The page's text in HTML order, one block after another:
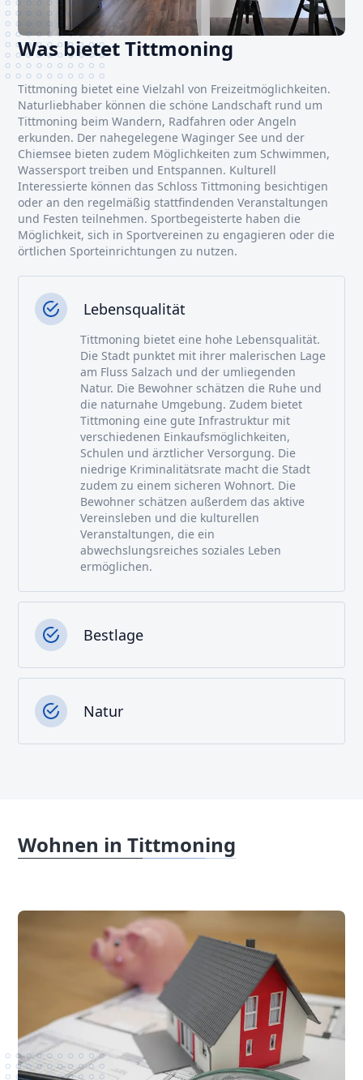
Was bietet Tittmoning
Tittmoning bietet eine Vielzahl von Freizeitmöglichkeiten.
Naturliebhaber können die schöne Landschaft rund um
Tittmoning beim Wandern, Radfahren oder Angeln
erkunden. Der nahegelegene Waginger See und der
Chiemsee bieten zudem Möglichkeiten zum Schwimmen,
Wassersport treiben und Entspannen. Kulturell
Interessierte können das Schloss Tittmoning besichtigen
oder an den regelmäßig stattfindenden Veranstaltungen
und Festen teilnehmen. Sportbegeisterte haben die
Möglichkeit, sich in Sportvereinen zu engagieren oder die
örtlichen Sporteinrichtungen zu nutzen.
Lebensqualität
Tittmoning bietet eine hohe Lebensqualität.
Die Stadt punktet mit ihrer malerischen Lage
am Fluss Salzach und der umliegenden
Natur. Die Bewohner schätzen die Ruhe und
die naturnahe Umgebung. Zudem bietet
Tittmoning eine gute Infrastruktur mit
verschiedenen Einkaufsmöglichkeiten,
Schulen und ärztlicher Versorgung. Die
niedrige Kriminalitätsrate macht die Stadt
zudem zu einem sicheren Wohnort. Die
Bewohner schätzen außerdem das aktive
Vereinsleben und die kulturellen
Veranstaltungen, die ein
abwechslungsreiches soziales Leben
ermöglichen.
Bestlage
Natur
Wohnen in Tittmoning